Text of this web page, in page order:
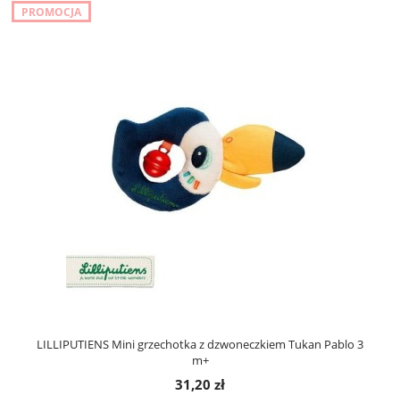
LILLIPUTIENS Mini grzechotka z dzwoneczkiem Tukan Pablo 3
m+
31,20 zł
PROMOCJA